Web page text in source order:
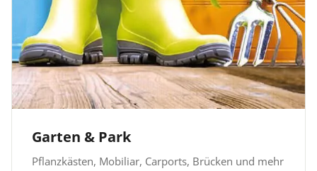
Garten & Park
Pflanzkästen, Mobiliar, Carports, Brücken und mehr